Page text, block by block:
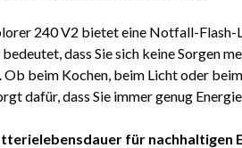
240 V2 bietet eine Notfall-Flash-
dass Sie sich keine Sorgen
Ob beim Kochen, beim Licht oder
dafür, dass Sie immer genug
für nachhaltigen